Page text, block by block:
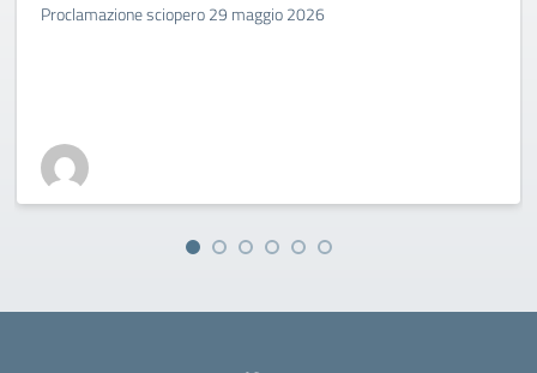
Proclamazione sciopero 29 maggio 2026